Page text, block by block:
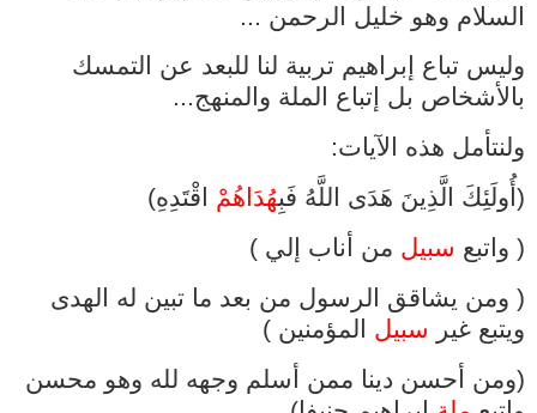
السلام وهو خليل الرحمن ...
وليس تباع إبراهيم تربية لنا للبعد عن التمسك
بالأشخاص بل إتباع
الملة والمنهج...
ولنتأمل هذه الآيات:
(أُولَئِكَ الَّذِينَ هَدَى اللَّهُ فَبِهُدَاهُمْ اقْتَدِهِ)
( واتبع سبيل من أناب إلي )
( ومن يشاقق الرسول من بعد ما تبين له الهدى
ويتبع غير سبيل المؤمنين )
(ومن أحسن دينا ممن أسلم وجهه لله وهو محسن